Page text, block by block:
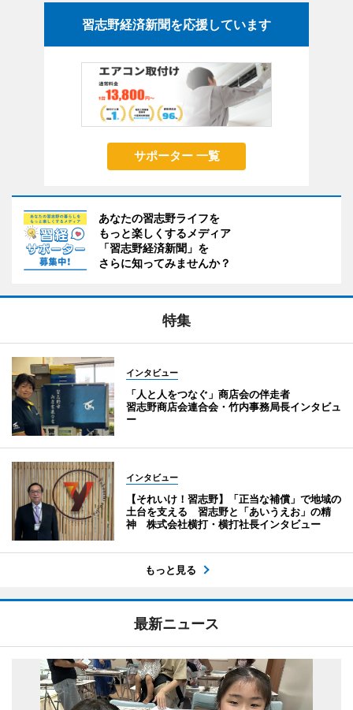
習志野経済新聞を応援しています
サポーター 一覧
あなたの習志野ライフを
もっと楽しくするメディア
「習志野経済新聞」を
さらに知ってみませんか？
特集
インタビュー
「人と人をつなぐ」商店会の伴走者
習志野商店会連合会・竹内事務局長インタビュ
ー
インタビュー
【それいけ！習志野】「正当な補償」で地域の
土台を支える 習志野と「あいうえお」の精
神 株式会社横打・横打社長インタビュー
もっと見る
最新ニュース